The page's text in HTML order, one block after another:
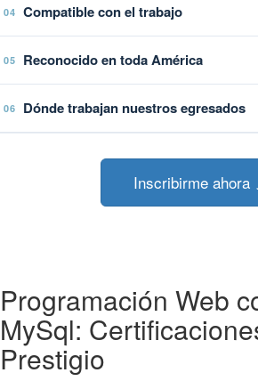
04 Compatible con el trabajo
05 Reconocido en toda América
06 Dónde trabajan nuestros egresados
Inscribirme ahora
Programación Web
MySql:
Prestigio